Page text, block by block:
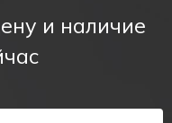
а также для
(не прозрачные),
и наличие